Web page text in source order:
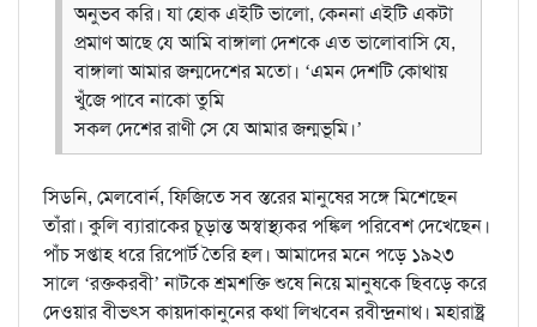
অনুভব করি। যা হোক এইটি ভালো, কেননা এইটি একটা
প্রমাণ আছে যে আমি বাঙ্গালা দেশকে এত ভালোবাসি যে,
বাঙ্গালা আমার জন্মদেশের মতো। ‘এমন দেশটি কোথায়
খুঁজে পাবে নাকো তুমি
সকল দেশের রাণী সে যে আমার জন্মভূমি।’
সিডনি, মেলবোর্ন, ফিজিতে সব স্তরের মানুষের সঙ্গে মিশেছেন
তাঁরা। কুলি ব্যারাকের চূড়ান্ত অস্বাস্থ্যকর পঙ্কিল পরিবেশ দেখেছেন।
পাঁচ সপ্তাহ ধরে রিপোর্ট তৈরি হল। আমাদের মনে পড়ে ১৯২৩
সালে ‘রক্তকরবী’ নাটকে শ্রমশক্তি শুষে নিয়ে মানুষকে ছিবড়ে করে
দেওয়ার বীভৎস কায়দাকানুনের কথা লিখবেন রবীন্দ্রনাথ। মহারাষ্ট্র